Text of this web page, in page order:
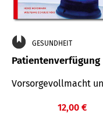
GESUNDHEIT
Patientenverfügung
Vorsorgevollmacht
12,00 €